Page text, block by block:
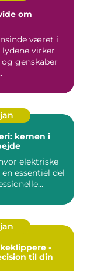
om
været i
virker
genskaber
kernen i
elektriske
essentiel del
-
til din